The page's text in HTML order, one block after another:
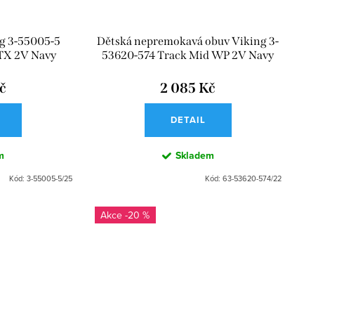
3-55005-5
2V Navy
Kód: 3-55005-5/25
Dětská nepremokavá obuv Viking 3-
53620-574 Track Mid WP 2V Navy
2 085 Kč
DETAIL
Skladem
Kód: 63-53620-574/22
-20 %